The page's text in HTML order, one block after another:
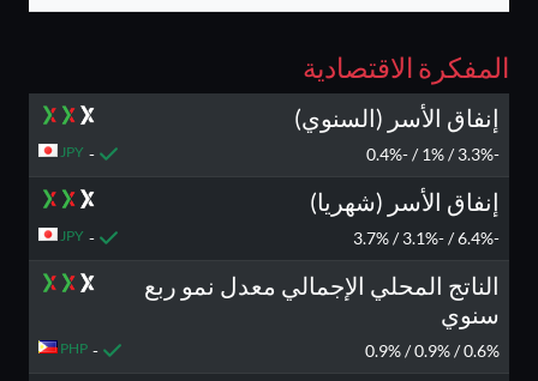
المفكرة الاقتصادية
إنفاق الأسر (السنوي)
-3.3% / 1% / -0.4%
-
JPY
إنفاق الأسر (شهريا)
-6.4% / -3.1% / 3.7%
-
JPY
الناتج المحلي الإجمالي معدل نمو ربع
سنوي
0.6% / 0.9% / 0.9%
-
PHP